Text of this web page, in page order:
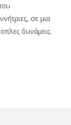
σε μια
δυνάμεις.